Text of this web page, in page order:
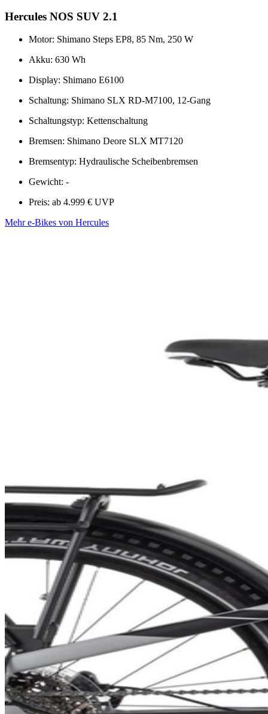
Hercules NOS SUV 2.1
Motor: Shimano Steps EP8, 85 Nm, 250 W
Akku: 630 Wh
Display: Shimano E6100
Schaltung: Shimano SLX RD-M7100, 12-Gang
Schaltungstyp: Kettenschaltung
Bremsen: Shimano Deore SLX MT7120
Bremsentyp: Hydraulische Scheibenbremsen
Gewicht: -
Preis: ab 4.999 € UVP
Mehr e-Bikes von Hercules